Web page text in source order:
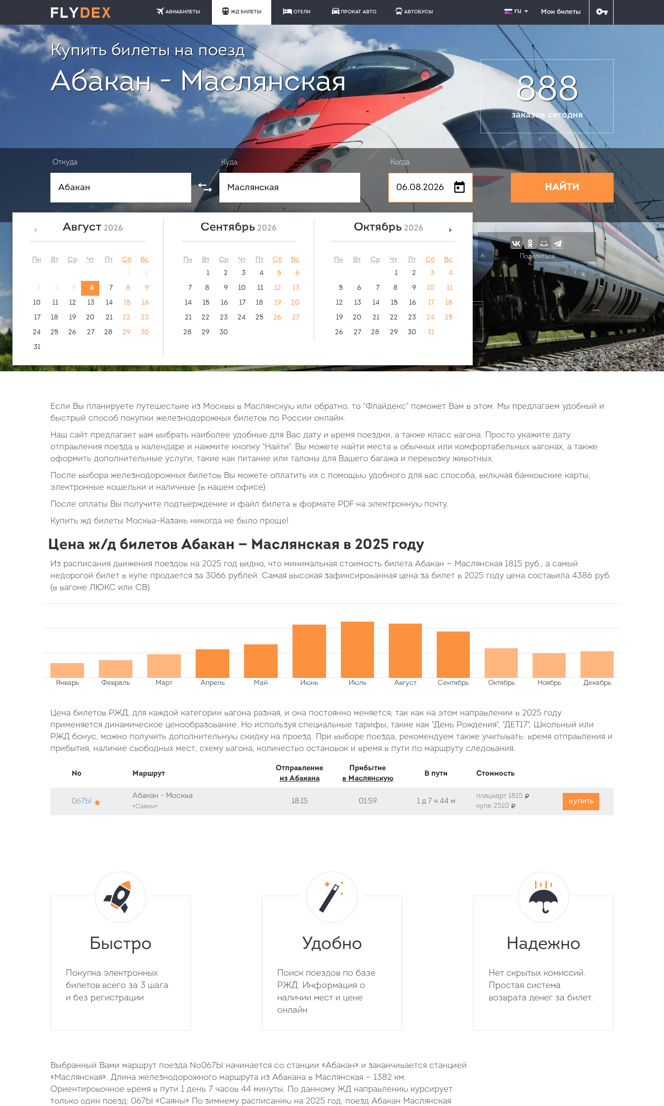
АВИАБИЛЕТЫ ЖД БИЛЕТЫ ОТЕЛИ ПРОКАТ АВТО АВТОБУСЫ ru Мои билеты
Купить билеты на поезд
Абакан - Маслянская 888
заказов сегодня
Откуда Куда Когда
НАЙТИ
обратный маршрут: видео инструкция:
Поделиться
Если Вы планируете путешествие из Москвы в Маслянскую или обратно, то "Флайдекс" поможет Вам в этом. Мы предлагаем удобный и
быстрый способ покупки железнодорожных билетов по России онлайн.
Наш сайт предлагает вам выбрать наиболее удобные для Вас дату и время поездки, а также класс вагона. Просто укажите дату
отправления поезда в календаре и нажмите кнопку "Найти". Вы можете найти места в обычных или комфортабельных вагонах, а также
оформить дополнительные услуги, такие как питание или талоны для Вашего багажа и перевозку животных.
После выбора железнодорожных билетов Вы можете оплатить их с помощью удобного для вас способа, включая банковские карты,
электронные кошельки и наличные (в нашем офисе).
После оплаты Вы получите подтверждение и файл билета в формате PDF на электронную почту.
Купить жд билеты Москва-Казань никогда не было проще!
Цена ж/д билетов Абакан — Маслянская в 2025 году
Из расписания движения поездов на 2025 год видно, что минимальная стоимость билета Абакан — Маслянская 1815 руб., а самый
недорогой билет в купе продается за 3066 рублей. Самая высокая зафиксированная цена за билет в 2025 году цена составила 4386 руб.
(в вагоне ЛЮКС или СВ).
Цена билетов РЖД, для каждой категории вагона разная, и она постоянно меняется, так как на этом направлении в 2025 году
применяется динамическое ценообразование. Но используя специальные тарифы, такие как "День Рождения", "ДЕТ17", Школьный или
РЖД бонус, можно получить дополнительную скидку на проезд. При выборе поезда, рекомендуем также учитывать: время отправления и
прибытия, наличие свободных мест, схему вагона, количество остановок и время в пути по маршруту следования.
No Маршрут
Отправление
из Абакана
Прибытие
в Маслянскую
В пути Стоимость
067Ы
Абакан - Москва
«Саяны»
18:15 01:59 1 д 7 ч 44 м
плацкарт 1815
купе 2510
купить
Быстро
Покупка электронных
билетов всего за 3 шага
и без регистрации
Удобно
Поиск поездов по базе
РЖД. Информация о
наличии мест и цене
онлайн
Надежно
Нет скрытых комиссий.
Простая система
возврата денег за билет.
Выбранный Вами маршрут поезда №067Ы начинается со станции «Абакан» и заканчивается станцией
«Маслянская». Длина железнодорожного маршрута из Абакана в Маслянская — 1382 км.
Ориентировочное время в пути 1 день 7 часов 44 минуты. По данному ЖД направлению курсирует
только один поезд: 067Ы «Саяны» По зимнему расписанию на 2025 год, поезд Абакан Маслянская
Август 2026
Пн Вт Ср Чт Пт Сб
Вс
1
2
3
4 5 6 7 8
9
10
11 12 13 14 15
16
17
18 19 20 21 22
23
24
25 26 27 28 29
30
31
Сентябрь 2026
Пн Вт Ср Чт Пт Сб
Вс
1
2 3 4 5
6
7
8 9 10 11 12
13
14
15 16 17 18 19
20
21
22 23 24 25 26
27
28
29 30
Октябрь 2026
Пн Вт Ср Чт Пт Сб
Вс
1
2 3
4
5
6 7 8 9 10
11
12
13 14 15 16 17
18
19
20 21 22 23 24
25
26
27 28 29 30 31